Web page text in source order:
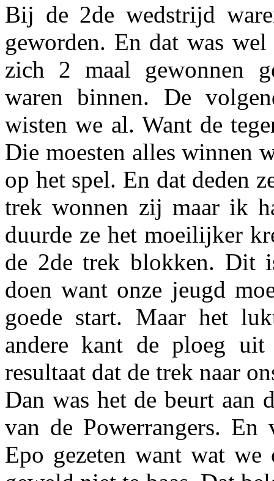
Bij de 2de wedstrijd
geworden. En dat was
zich 2 maal gewonnen
waren binnen. De
wisten we al. Want de
Die moesten alles winnen
op het spel. En dat deden
trek wonnen zij maar ik
duurde ze het moeilijker
de 2de trek blokken. Dit
doen want onze jeugd
goede start. Maar het
andere kant de ploeg
resultaat dat de trek naar
Dan was het de beurt aan
van de Powerrangers.
Epo gezeten want wat